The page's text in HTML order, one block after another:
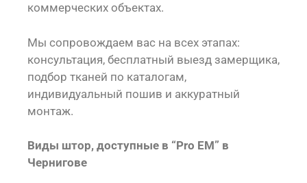
коммерческих объектах.
Мы сопровождаем вас на всех этапах:
консультация, бесплатный выезд замерщика,
подбор тканей по каталогам,
индивидуальный пошив и аккуратный
монтаж.
Виды штор, доступные в “Pro EM” в
Чернигове